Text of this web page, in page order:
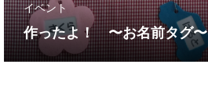
イベント
作ったよ！ 〜お名前タグ〜